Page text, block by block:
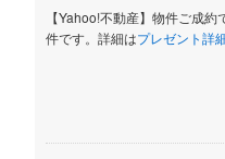
【Yahoo!不動産】物件ご成
件です。詳細はプレゼント詳